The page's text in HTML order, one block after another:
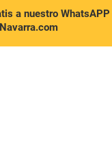
a nuestro